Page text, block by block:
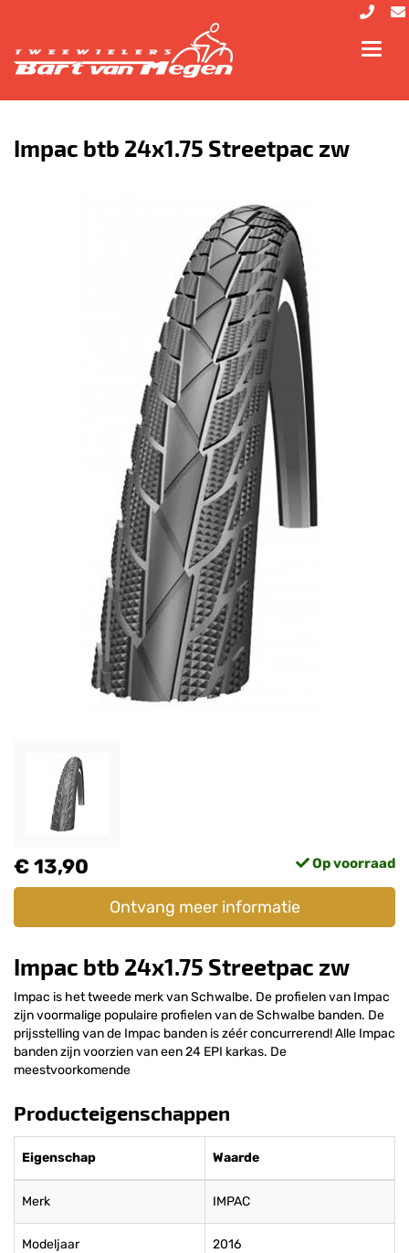
Impac btb 24x1.75 Streetpac zw
€ 13,90 Op voorraad
Ontvang meer informatie
Impac btb 24x1.75 Streetpac zw
Impac is het tweede merk van Schwalbe. De profielen van Impac
zijn voormalige populaire profielen van de Schwalbe banden. De
prijsstelling van de Impac banden is zéér concurrerend! Alle Impac
banden zijn voorzien van een 24 EPI karkas. De
meestvoorkomende
Producteigenschappen
Eigenschap Waarde
Merk IMPAC
Modeljaar 2016